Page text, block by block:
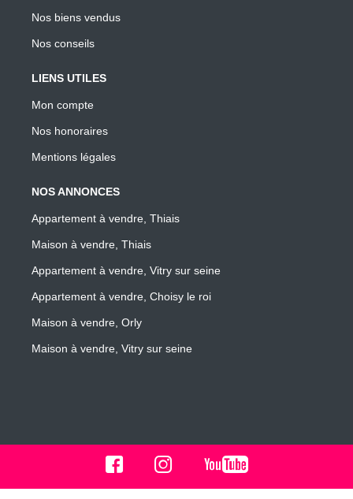
Nos biens vendus
Nos conseils
LIENS UTILES
Mon compte
Nos honoraires
Mentions légales
NOS ANNONCES
Appartement à vendre, Thiais
Maison à vendre, Thiais
Appartement à vendre, Vitry sur seine
Appartement à vendre, Choisy le roi
Maison à vendre, Orly
Maison à vendre, Vitry sur seine